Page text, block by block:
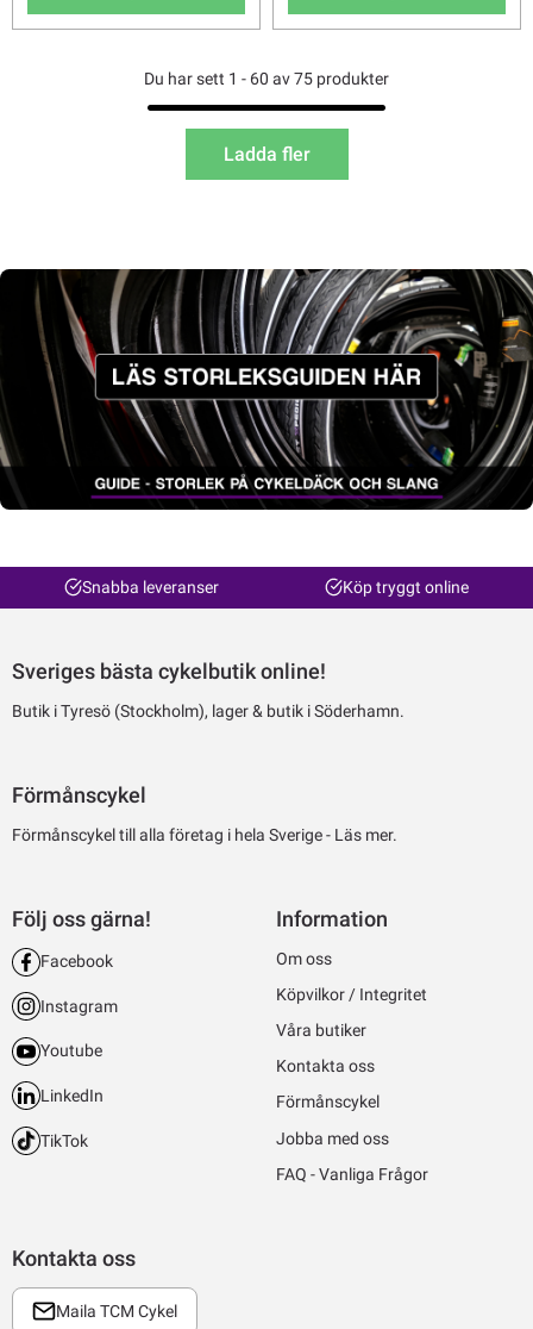
Du har sett 1 - 60 av 75 produkter
Ladda fler
Snabba leveranser Köp tryggt online
Sveriges bästa cykelbutik online!
Butik i Tyresö (Stockholm), lager & butik i Söderhamn.
Förmånscykel
Förmånscykel till alla företag i hela Sverige - Läs mer.
Kontakta oss
Maila TCM Cykel
Följ oss gärna!
Facebook
Instagram
Youtube
LinkedIn
TikTok
Information
Om oss
Köpvilkor / Integritet
Våra butiker
Kontakta oss
Förmånscykel
Jobba med oss
FAQ - Vanliga Frågor